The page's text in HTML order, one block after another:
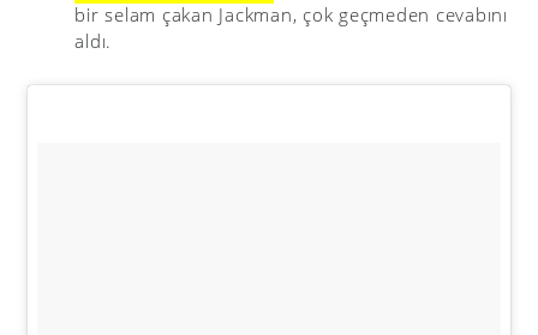
bir selam çakan Jackman, çok geçmeden cevabını
aldı.